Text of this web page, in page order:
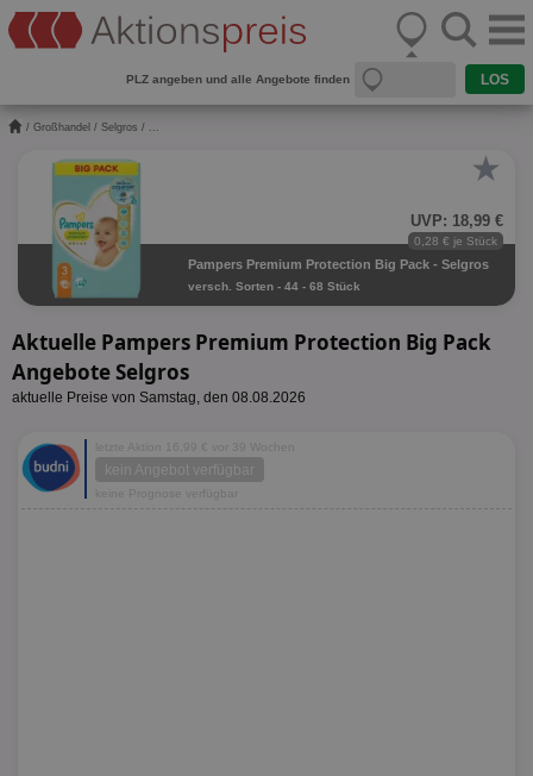
PLZ angeben und alle Angebote finden
/ Großhandel / Selgros / ...
★
UVP: 18,99 €
0,28 € je Stück
Pampers Premium Protection Big Pack - Selgros
versch. Sorten - 44 - 68 Stück
Aktuelle Pampers Premium Protection Big Pack
Angebote Selgros
aktuelle Preise von Samstag, den 08.08.2026
letzte Aktion 16,99 € vor 39 Wochen
kein Angebot verfügbar
keine Prognose verfügbar